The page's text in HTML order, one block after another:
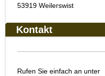
53919 Weilerswist
Kontakt
Rufen Sie einfach an unter